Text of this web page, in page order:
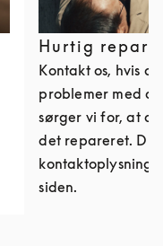
Hurtig
Kontakt os, hvis
problemer med
sørger vi for, at
det repareret. Du
siden.